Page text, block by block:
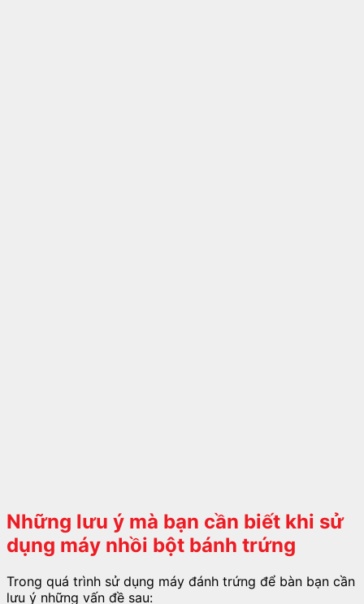
Những lưu ý mà bạn cần biết khi sử
dụng máy nhồi bột bánh trứng
Trong quá trình sử dụng máy đánh trứng để bàn bạn cần
lưu ý những vấn đề sau: